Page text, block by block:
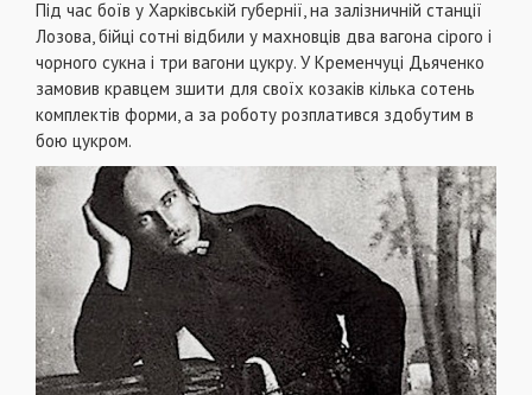
Під час боїв у Харківській губернії, на залізничній станції
Лозова, бійці сотні відбили у махновців два вагона сірого і
чорного сукна і три вагони цукру. У Кременчуці Дьяченко
замовив кравцем зшити для своїх козаків кілька сотень
комплектів форми, а за роботу розплатився здобутим в
бою цукром.